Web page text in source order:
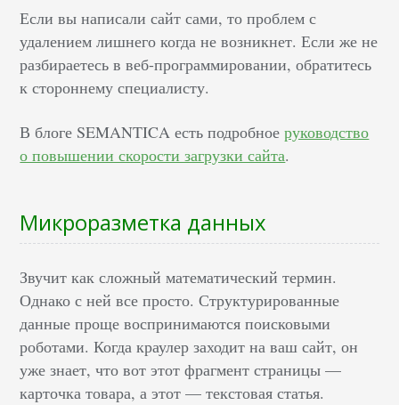
Если вы написали сайт сами, то проблем с
удалением лишнего когда не возникнет. Если же не
разбираетесь в веб-программировании, обратитесь
к стороннему специалисту.
В блоге SEMANTICA есть подробноеруководство
о повышении скорости загрузки сайта.
Микроразметка данных
Звучит как сложный математический термин.
Однако с ней все просто. Структурированные
данные проще воспринимаются поисковыми
роботами. Когда краулер заходит на ваш сайт, он
уже знает, что вот этот фрагмент страницы —
карточка товара, а этот — текстовая статья.